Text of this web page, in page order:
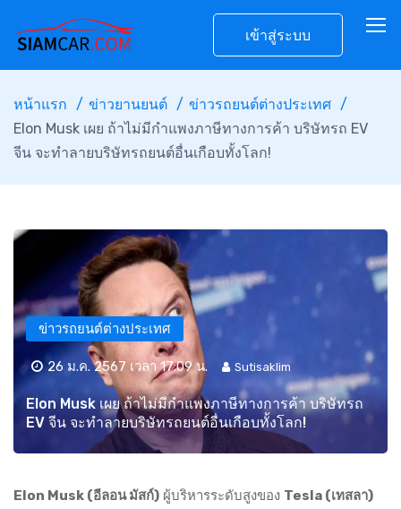
เข้าสู่ระบบ
หน้าแรก ข่าวยานยนต์
ข่าวรถยนต์ต่างประเทศ
Elon Musk เผย ถ้าไม่มีกำแพงภาษีทางการค้า บริษัทรถ EV
จีน จะทำลายบริษัทรถยนต์อื่นเกือบทั้งโลก!
ข่าวรถยนต์ต่างประเทศ
26 ม.ค. 2567 เวลา 17:09 น. Sutisaklim
Elon Musk เผย ถ้าไม่มีกำแพงภาษีทางการค้า บริษัทรถ
EV จีน จะทำลายบริษัทรถยนต์อื่นเกือบทั้งโลก!
Elon Musk (อีลอน มัสก์) ผู้บริหารระดับสูงของ Tesla (เทสลา)